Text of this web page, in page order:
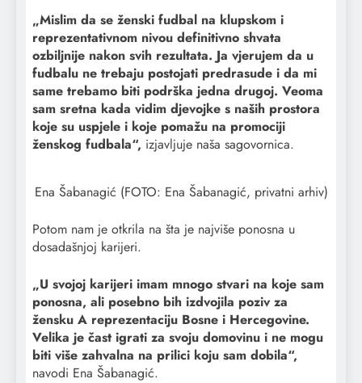
„Mislim da se ženski fudbal na klupskom i
reprezentativnom nivou definitivno shvata
ozbiljnije nakon svih rezultata. Ja vjerujem da u
fudbalu ne trebaju postojati predrasude i da mi
same trebamo biti podrška jedna drugoj. Veoma
sam sretna kada vidim djevojke s naših prostora
koje su uspjele i koje pomažu na promociji
ženskog fudbala“, izjavljuje naša sagovornica.
Ena Šabanagić (FOTO: Ena Šabanagić, privatni arhiv)
Potom nam je otkrila na šta je najviše ponosna u
dosadašnjoj karijeri.
„U svojoj karijeri imam mnogo stvari na koje sam
ponosna, ali posebno bih izdvojila poziv za
žensku A reprezentaciju Bosne i Hercegovine.
Velika je čast igrati za svoju domovinu i ne mogu
biti više zahvalna na prilici koju sam dobila“,
navodi Ena Šabanagić.